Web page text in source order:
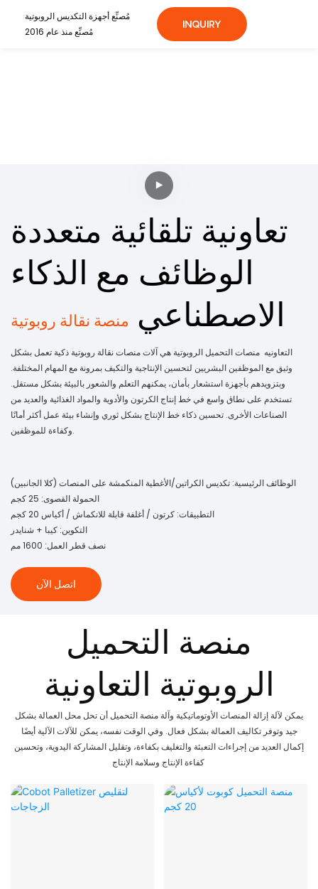
مُصنِّع أجهزة التكديس الروبوتية
مُصنِّع منذ عام 2016
INQUIRY
تعاونية تلقائية متعددة
الوظائف مع الذكاء
الاصطناعي
منصة نقالة روبوتية
التعاونيه منصات التحميل الروبوتية هي آلات منصات نقالة روبوتية ذكية تعمل بشكل
وثيق مع الموظفين البشريين لتحسين الإنتاجية والتكيف بمرونة مع المهام المختلفة.
وبتزويدهم بأجهزة استشعار بأمان، يمكنهم التعلم والشعور بالبيئة بشكل مستقل.
تستخدم على نطاق واسع في خط إنتاج الكرتون والأدوية والمواد الغذائية والعديد من
الصناعات الأخرى. تحسين ذكاء خط الإنتاج بشكل ثوري وإنشاء بيئة عمل أكثر أمانًا
وكفاءة للموظفين.
الوظائف الرئيسية: تكديس الكراتين/الأغطية المنكمشة على المنصات (كلا الجانبين)
الحمولة القصوى: 25 كجم
التطبيقات: كرتون / أغلفة قابلة للانكماش / أكياس 20 كجم
التكوين: كيبا + شنايدر
نصف قطر العمل: 1600 مم
اتصل الآن
منصة التحميل
الروبوتية التعاونية
يمكن لآلة إزالة المنصات الأوتوماتيكية وآلة منصة التحميل أن تحل محل العمالة بشكل
جيد وتوفر تكاليف العمالة بشكل فعال. وفي الوقت نفسه، يمكن للآلات الآلية أيضًا
إكمال العديد من إجراءات التعبئة والتغليف بكفاءة، وتقليل المشاركة اليدوية، وتحسين
كفاءة الإنتاج وسلامة الإنتاج